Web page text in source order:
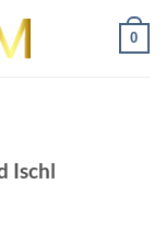
0
Ischl